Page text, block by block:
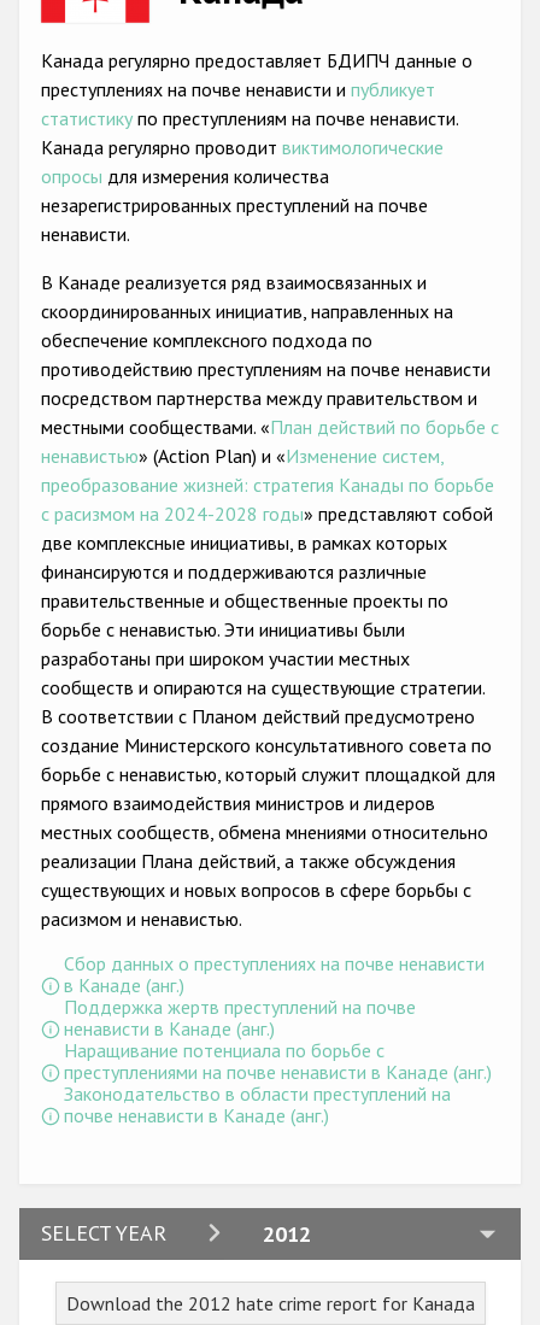
Anti-Roma hate crime
Anti-Semitic hate crime
Anti-Muslim hate crime
Anti-Christian hate crime
Anti-LGBTI hate crime
Проекты БДИПЧ
Организации гражданского общества
Государства-участники
Канада регулярно предоставляет БДИПЧ данные о
преступлениях на почве ненависти и публикует
статистику по преступлениям на почве ненависти.
Канада регулярно проводит виктимологические
опросы для измерения количества
незарегистрированных преступлений на почве
ненависти.
В Канаде реализуется ряд взаимосвязанных и
скоординированных инициатив, направленных на
обеспечение комплексного подхода по
противодействию преступлениям на почве ненависти
посредством партнерства между правительством и
местными сообществами. «План действий по борьбе с
ненавистью» (Action Plan) и «Изменение систем,
преобразование жизней: стратегия Канады по борьбе
с расизмом на 2024-2028 годы» представляют собой
две комплексные инициативы, в рамках которых
финансируются и поддерживаются различные
правительственные и общественные проекты по
борьбе с ненавистью. Эти инициативы были
разработаны при широком участии местных
сообществ и опираются на существующие стратегии.
В соответствии с Планом действий предусмотрено
создание Министерского консультативного совета по
борьбе с ненавистью, который служит площадкой для
прямого взаимодействия министров и лидеров
местных сообществ, обмена мнениями относительно
реализации Плана действий, а также обсуждения
существующих и новых вопросов в сфере борьбы с
расизмом и ненавистью.
Сбор данных о преступлениях на почве ненависти
в Канаде (анг.)
Поддержка жертв преступлений на почве
ненависти в Канаде (анг.)
Наращивание потенциала по борьбе с
преступлениями на почве ненависти в Канаде (анг.)
Законодательство в области преступлений на
почве ненависти в Канаде (анг.)
SELECT YEAR 2012
2024
2022
Download the 2012 hate crime report for Канада